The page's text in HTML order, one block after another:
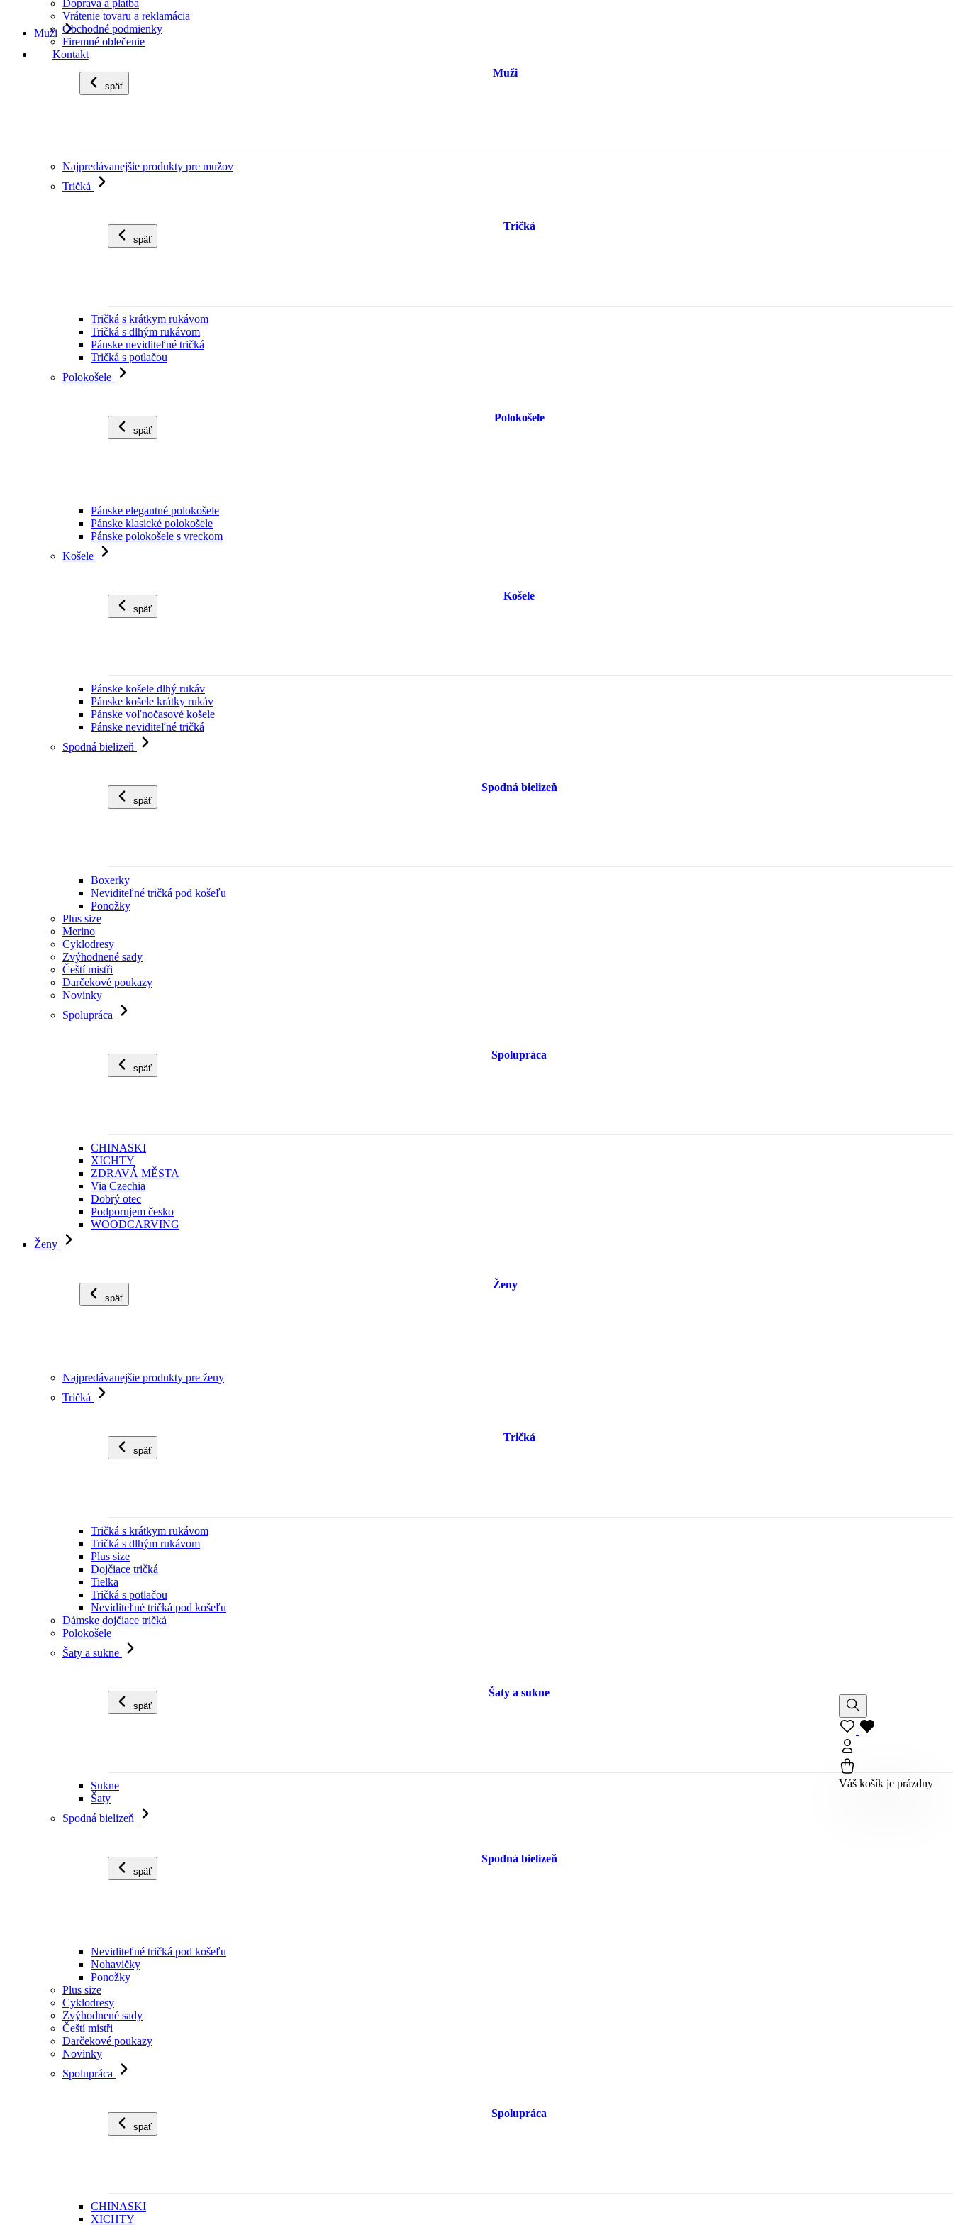
Doprava a platba
Vrátenie tovaru a reklamácia
Obchodné podmienky
Firemné oblečenie
Kontakt
Muži
späť
Muži
Najpredávanejšie produkty pre mužov
Tričká
späť
Tričká
Tričká s krátkym rukávom
Tričká s dlhým rukávom
Pánske neviditeľné tričká
Tričká s potlačou
Polokošele
späť
Polokošele
Pánske elegantné polokošele
Pánske klasické polokošele
Pánske polokošele s vreckom
Košele
späť
Košele
Pánske košele dlhý rukáv
Pánske košele krátky rukáv
Pánske voľnočasové košele
Pánske neviditeľné tričká
Spodná bielizeň
späť
Spodná bielizeň
Boxerky
Neviditeľné tričká pod košeľu
Ponožky
Plus size
Merino
Cyklodresy
Zvýhodnené sady
Čeští mistři
Darčekové poukazy
Novinky
Spolupráca
späť
Spolupráca
CHINASKI
XICHTY
ZDRAVÁ MĚSTA
Via Czechia
Dobrý otec
Podporujem česko
WOODCARVING
Ženy
späť
Ženy
Najpredávanejšie produkty pre ženy
Tričká
späť
Tričká
Tričká s krátkym rukávom
Tričká s dlhým rukávom
Plus size
Dojčiace tričká
Tielka
Tričká s potlačou
Neviditeľné tričká pod košeľu
Dámske dojčiace tričká
Polokošele
Šaty a sukne
späť
Šaty a sukne
Sukne
Šaty
Spodná bielizeň
späť
Spodná bielizeň
Neviditeľné tričká pod košeľu
Nohavičky
Ponožky
Plus size
Cyklodresy
Zvýhodnené sady
Čeští mistři
Darčekové poukazy
Novinky
Spolupráca
späť
Spolupráca
CHINASKI
XICHTY
Váš košík je prázdny